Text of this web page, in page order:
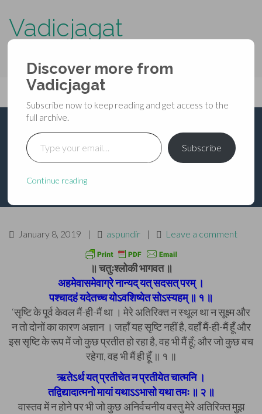
Vadicjagat
Primary
Menu
content
Vadicjagat
चतुःश्लोकी भागवत
January 8, 2019 | aspundir | Leave a comment
॥ चतुःश्लोकी भागवत ॥
अहमेवासमेवाग्रे नान्यद् यत् सदसत् परम् ।
पश्चादहं यदेतच्च योऽवशिष्येत सोऽस्यहम् ॥ १ ॥
‘सृष्टि के पूर्व केवल मैं-ही-मैं था । मेरे अतिरिक्त न स्थूल था न सूक्ष्म और
न तो दोनों का कारण अज्ञान । जहाँ यह सृष्टि नहीं है, वहाँ मैं-ही-मैं हूँ और
इस सृष्टि के रूप में जो कुछ प्रतीत हो रहा है, वह भी मैं हूँ; और जो कुछ बच
रहेगा, वह भी मैं ही हूँ ॥ १ ॥
ऋतेऽर्थ यत् प्रतीचेत न प्रतीयेत चात्मनि ।
तद्विद्यादात्मनो मायां यथाऽऽभासो यथा तमः ॥ २ ॥
वास्तव में न होने पर भी जो कुछ अनिर्वचनीय वस्तु मेरे अतिरिक्त मुझ
Discover more from
Vadicjagat
Subscribe now to keep reading and get access to the
full archive.
Type your email…
Subscribe
Continue reading